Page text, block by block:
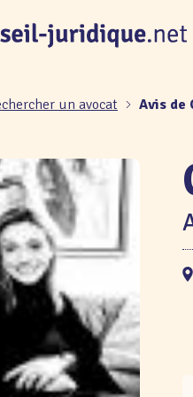
un avocat Avis de